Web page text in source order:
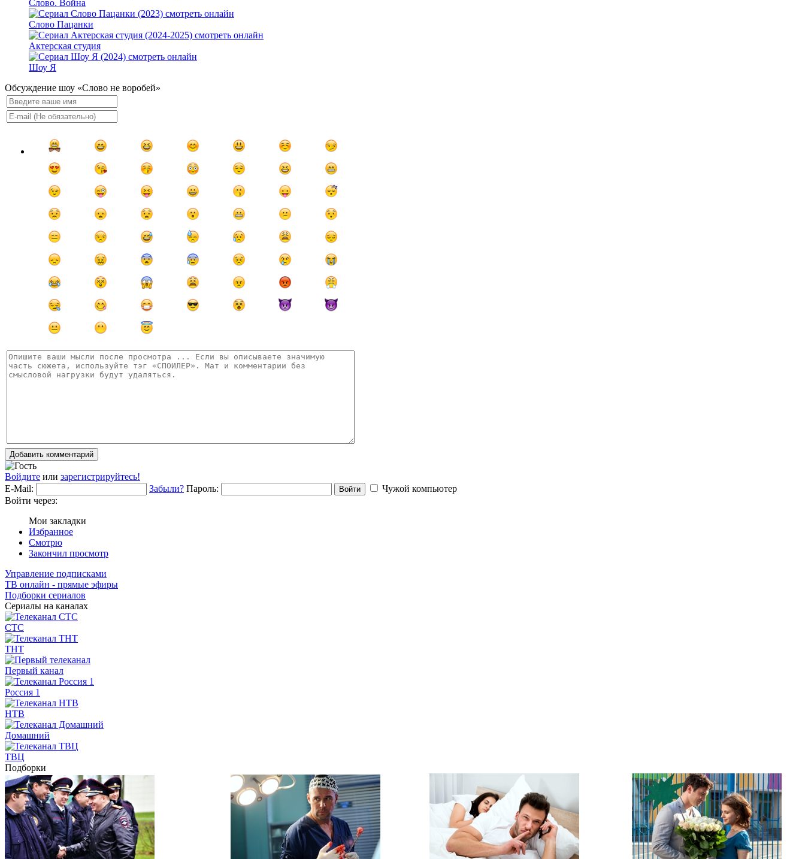
Слово. Война
Слово Пацанки
Актерская студия
Шоу Я
Обсуждение шоу «Слово не воробей»
Добавить комментарий
Войдите или зарегистрируйтесь!
E-Mail:
Забыли? Пароль: Войти
Чужой компьютер
Войти через:
Мои закладки
Избранное
Смотрю
Закончил просмотр
Управление подписками
ТВ онлайн - прямые эфиры
Подборки сериалов
Сериалы на каналах
СТС
ТНТ
Первый канал
Россия 1
НТВ
Домашний
ТВЦ
Подборки